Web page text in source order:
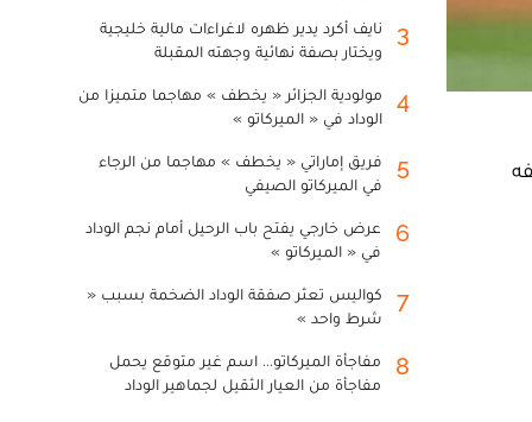
3
نايف أكرد يدير ظهره لاغراءات مالية خليجية
ويختار بصفة نهائية وجهته المقبلة
4
مولودية الجزائر « يخطف » مهاجما متميزا من
الوداد في « الميركاتو »
5
فريق إماراتي « يخطف » مهاجما من الرجاء
في الميركاتو الصيفي
6
عرض خارجي يفتح باب الرحيل أمام نجم الوداد
في « الميركاتو »
7
كواليس تعثر صفقة الوداد الضخمة بسبب «
شرط واحد »
8
مفاجأة الميركاتو... اسم غير متوقع يحمل
مفاجأة من العيار الثقيل لجماهير الوداد